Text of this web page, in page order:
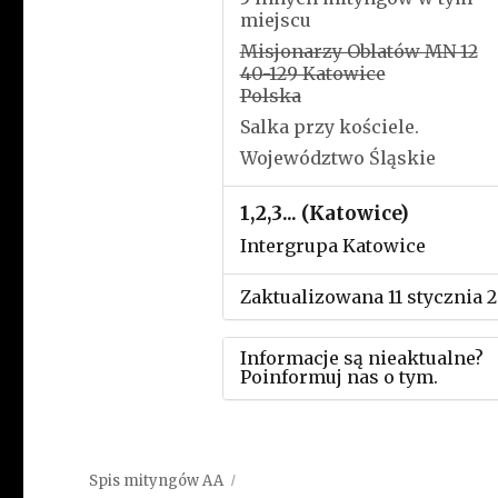
miejscu
Misjonarzy Oblatów MN 12
40-129 Katowice
Polska
Salka przy kościele.
Województwo Śląskie
1,2,3... (Katowice)
Intergrupa Katowice
Zaktualizowana 11 stycznia
Informacje są nieaktualne?
Poinformuj nas o tym.
Spis mityngów AA